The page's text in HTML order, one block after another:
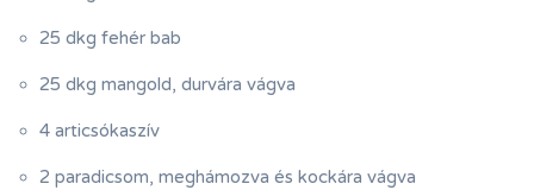
25 dkg fehér bab
25 dkg mangold, durvára vágva
4 articsókaszív
2 paradicsom, meghámozva és kockára vágva